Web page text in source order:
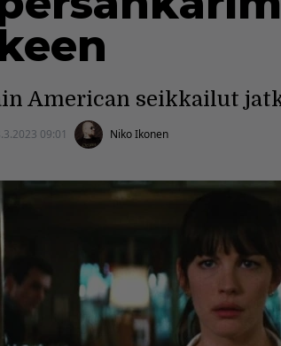
American seikkailut
09:01 Niko Ikonen